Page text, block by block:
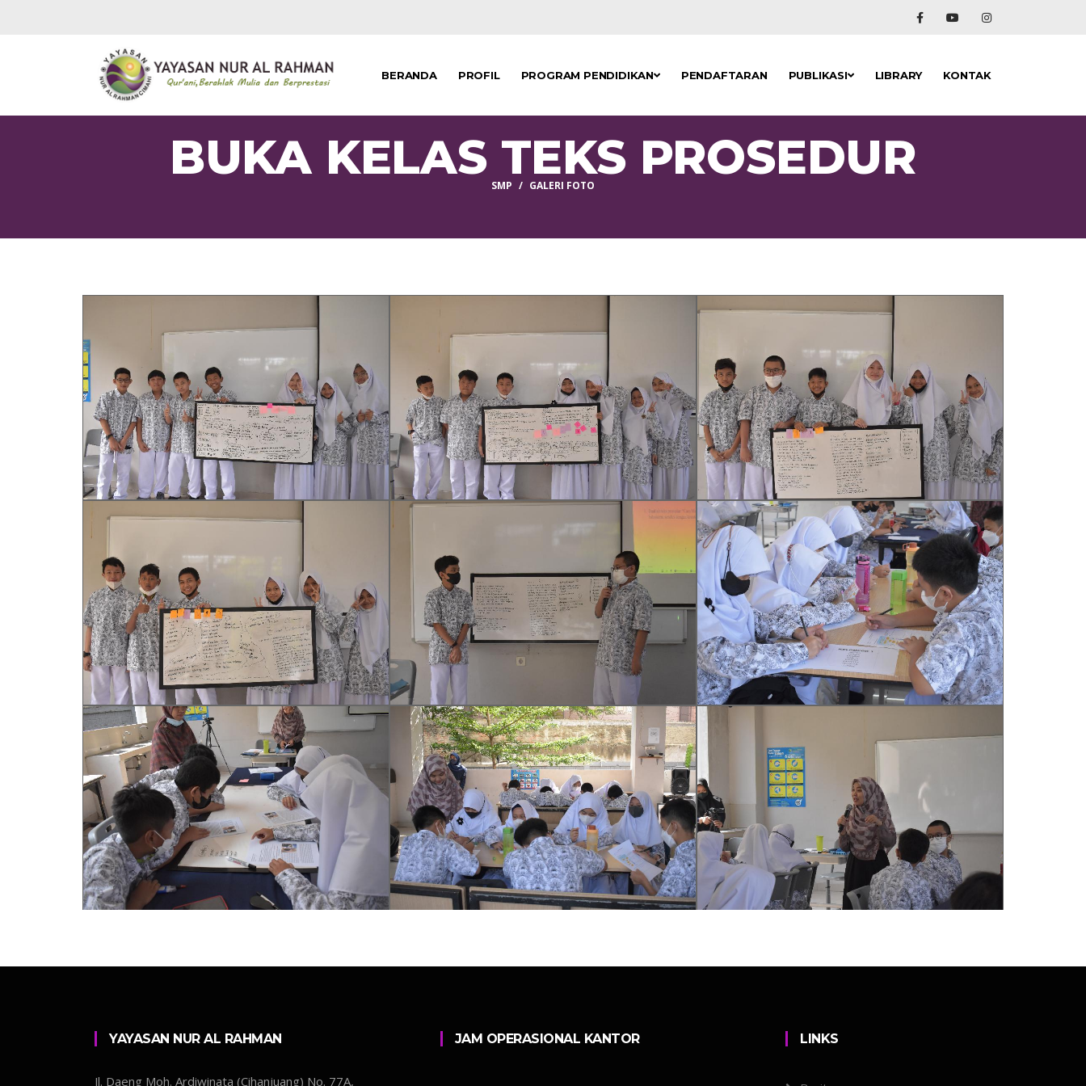
BERANDA PROFIL PROGRAM PENDIDIKAN PENDAFTARAN PUBLIKASI LIBRARY KONTAK
BUKA KELAS TEKS PROSEDUR
SMP GALERI FOTO
YAYASAN NUR AL RAHMAN
Jl. Daeng Moh. Ardiwinata (Cihanjuang) No. 77A,
JAM OPERASIONAL KANTOR LINKS